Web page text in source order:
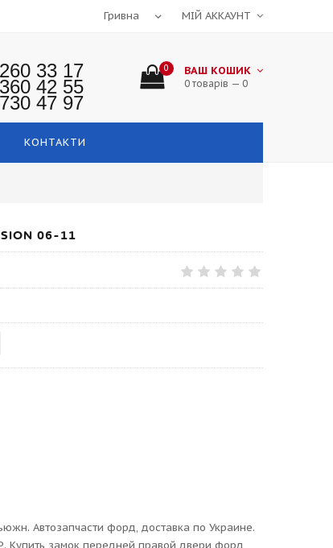
МІЙ АККАУНТ
33 17
42 55
47 97
0 ВАШ КОШИК
0 товарів — 0
КОНТАКТИ
06-11
Автозапчасти форд, доставка по Украине.
Купить замок передней правой двери форд